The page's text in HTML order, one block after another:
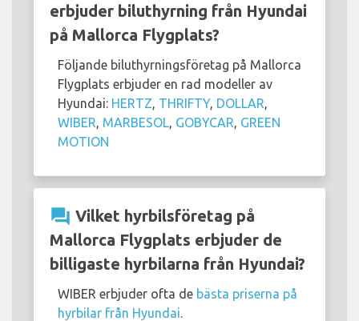
erbjuder biluthyrning från Hyundai
på Mallorca Flygplats?
Följande biluthyrningsföretag på Mallorca
Flygplats erbjuder en rad modeller av
Hyundai: HERTZ THRIFTY, DOLLAR
WIBER MARBESOL GOBYCAR GREEN
MOTION
question_answer Vilket hyrbilsföretag på
Mallorca Flygplats erbjuder de
billigaste hyrbilarna från Hyundai?
WIBER erbjuder ofta de bästa priserna på
hyrbilar från Hyundai